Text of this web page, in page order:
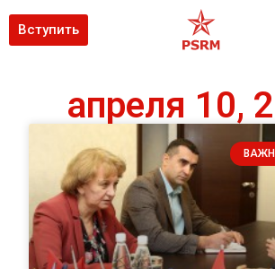
Вступить
апреля 10,